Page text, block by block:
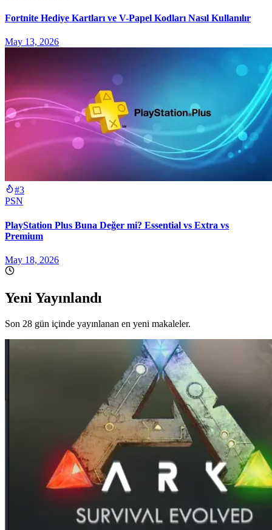
Fortnite Hediye Kartları ve V-Papel Kodları Nasıl Kullanılır
May 13, 2026
#3
PSN
PlayStation Plus Buna Değer mi? Essential vs Extra vs
Premium
May 18, 2026
Yeni Yayınlandı
Son 28 gün içinde yayınlanan en yeni makaleler.